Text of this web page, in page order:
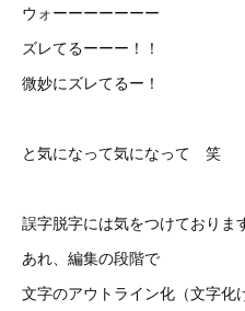
ウォーーーーーーー
ズレてるーーー！！
微妙にズレてるー！
と気になって気になって 笑
誤字脱字には気をつけておりま
あれ、編集の段階で
文字のアウトライン化（文字化